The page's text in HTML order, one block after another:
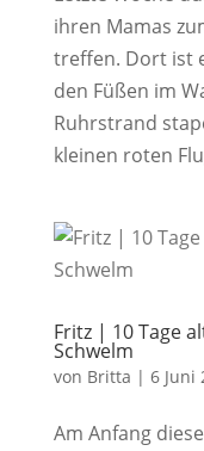
ihren Mamas
treffen. Dort ist
den Füßen im
Ruhrstrand
kleinen roten
Fritz | 10 Tage
Schwelm
von Britta | 6 Juni
Am Anfang